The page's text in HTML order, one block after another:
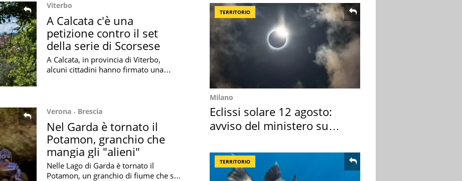
Viterbo
A Calcata c'è una
petizione contro il set
della serie di Scorsese
A Calcata, in provincia di Viterbo,
alcuni cittadini hanno firmato una
Verona Brescia
Nel Garda è tornato il
Potamon, granchio che
mangia gli "alieni"
Nelle Lago di Garda è tornato il
Potamon, un granchio di fiume che si
TERRITORIO
Milano
Eclissi solare 12 agosto:
avviso del ministero su
TERRITORIO